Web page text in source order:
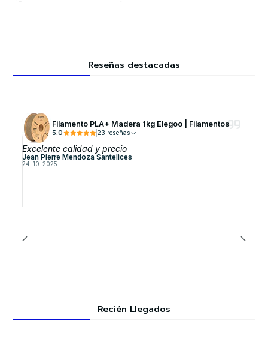
Reseñas destacadas
Filamento PLA+ Madera 1kg Elegoo | Filamentos
5.0 23 reseñas
Excelente calidad y precio
Jean Pierre Mendoza Santelices
24-10-2025
Recién Llegados